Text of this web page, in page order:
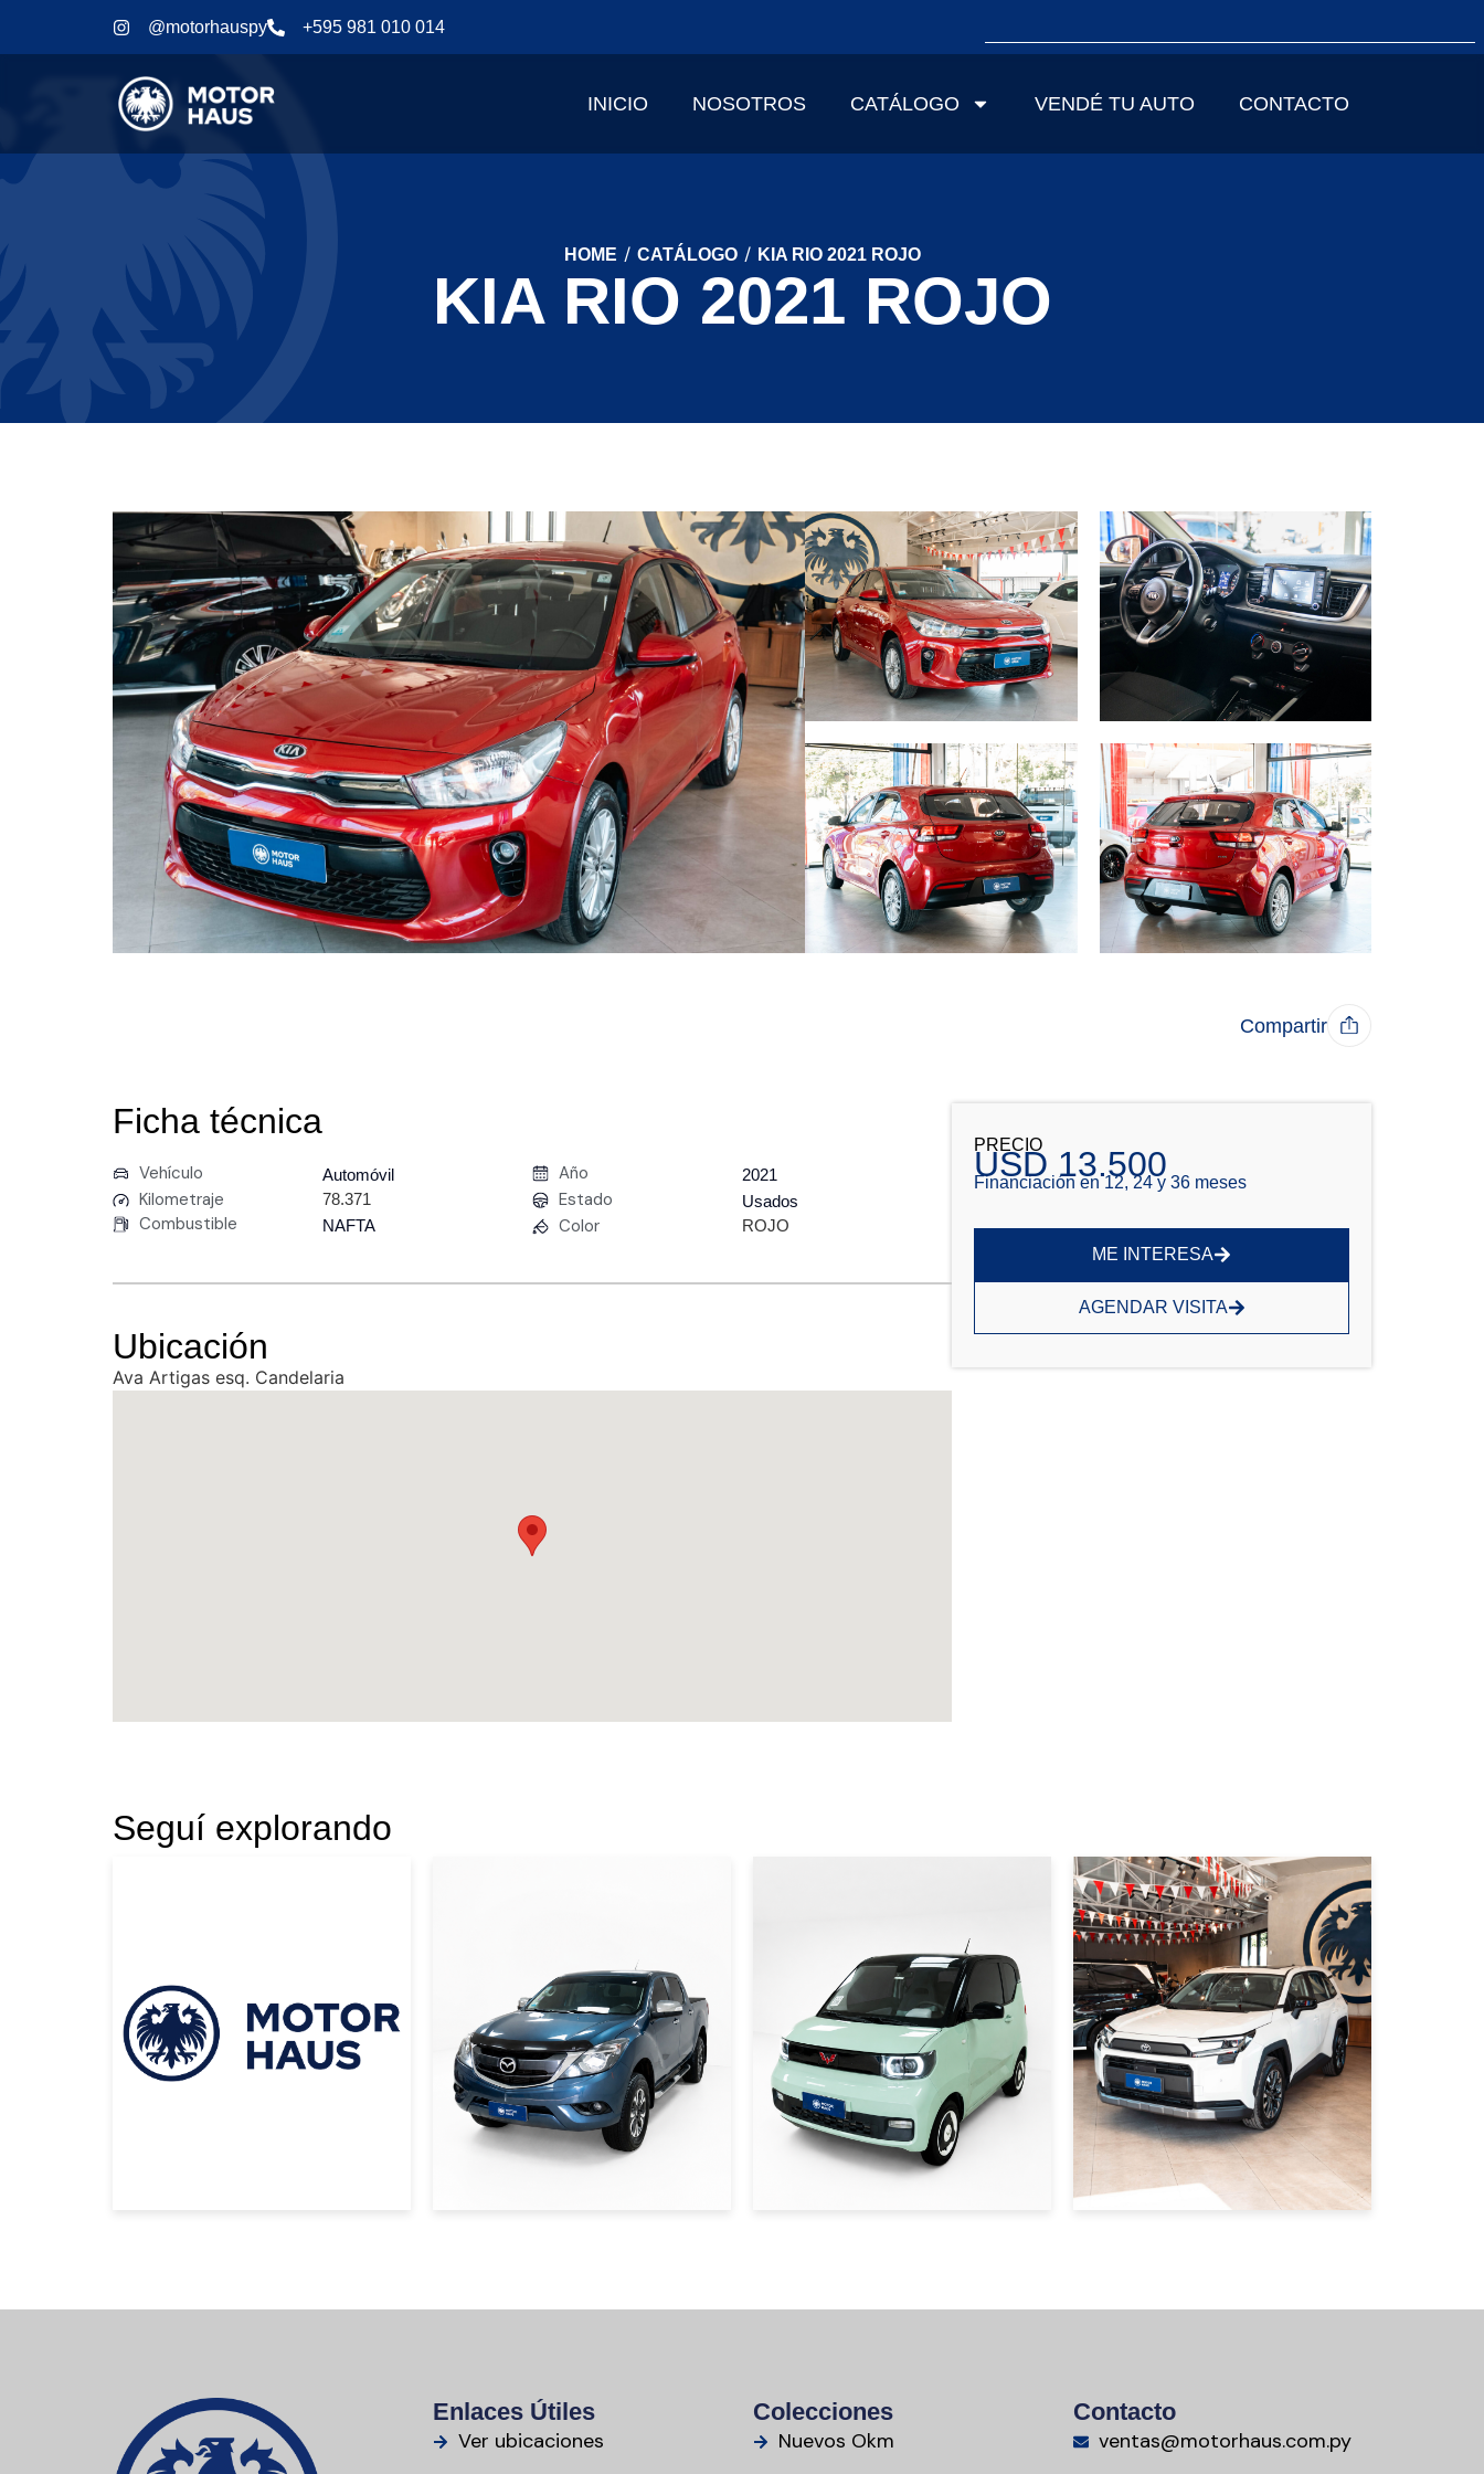
@motorhauspy +595 981 010 014
INICIO NOSOTROS CATÁLOGO VENDÉ TU AUTO CONTACTO
HOME / CATÁLOGO / KIA RIO 2021 ROJO
KIA RIO 2021 ROJO
PRECIO
USD 13.500
Financiación en 12, 24 y 36 meses
ME INTERESA
AGENDAR VISITA
Compartir
Ficha técnica
Vehículo Automóvil
Kilometraje 78.371
Combustible NAFTA
Año 2021
Estado Usados
Color ROJO
Ubicación
Ava Artigas esq. Candelaria
Seguí explorando
NEGRO
USD 120000 USD 30000
WULING MINI EV
2021 VERDE
USD 8000
Toyota|2026
TOYOTA RAV4 4X2
2.0 LUXURY 2026
PERLA
USD 47000
Enlaces Útiles
Ver ubicaciones
Colecciones
Nuevos Okm
Contacto
ventas@motorhaus.com.py